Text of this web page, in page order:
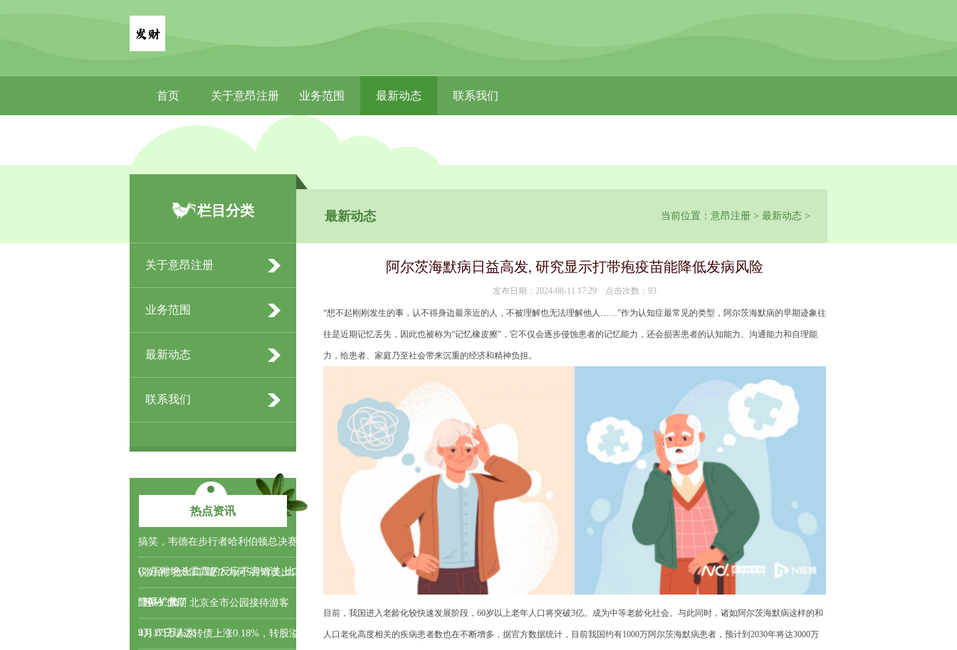
首页 关于意昂注册 业务范围 最新动态 联系我们
栏目分类 最新动态 当前位置： 意昂注册 > 最新动态 >
关于意昂注册
业务范围
最新动态
联系我们
热点资讯
搞笑，韦德在步行者哈利伯顿总决赛
G1压哨绝杀雷霆的反应不容错过_比赛
_NBA_热
说好的“抢出口”呢？为何5月对美出口
降幅扩大了
“五一”假期 北京全市公园接待游客
931.83万人次
4月17日瑞达转债上涨0.18%，转股溢
阿尔茨海默病日益高发, 研究显示打带疱疫苗能降低发病风险
发布日期：2024-08-11 17:29 点击次数：93
“想不起刚刚发生的事，认不得身边最亲近的人，不被理解也无法理解他人……”作为认知症最常见的类型，阿尔茨海默病的早期迹象往
往是近期记忆丢失，因此也被称为“记忆橡皮擦”，它不仅会逐步侵蚀患者的记忆能力，还会损害患者的认知能力、沟通能力和自理能
力，给患者、家庭乃至社会带来沉重的经济和精神负担。
目前，我国进入老龄化较快速发展阶段，60岁以上老年人口将突破3亿。成为中等老龄化社会。与此同时，诸如阿尔茨海默病这样的和
人口老化高度相关的疾病患者数也在不断增多，据官方数据统计，目前我国约有1000万阿尔茨海默病患者，预计到2030年将达3000万